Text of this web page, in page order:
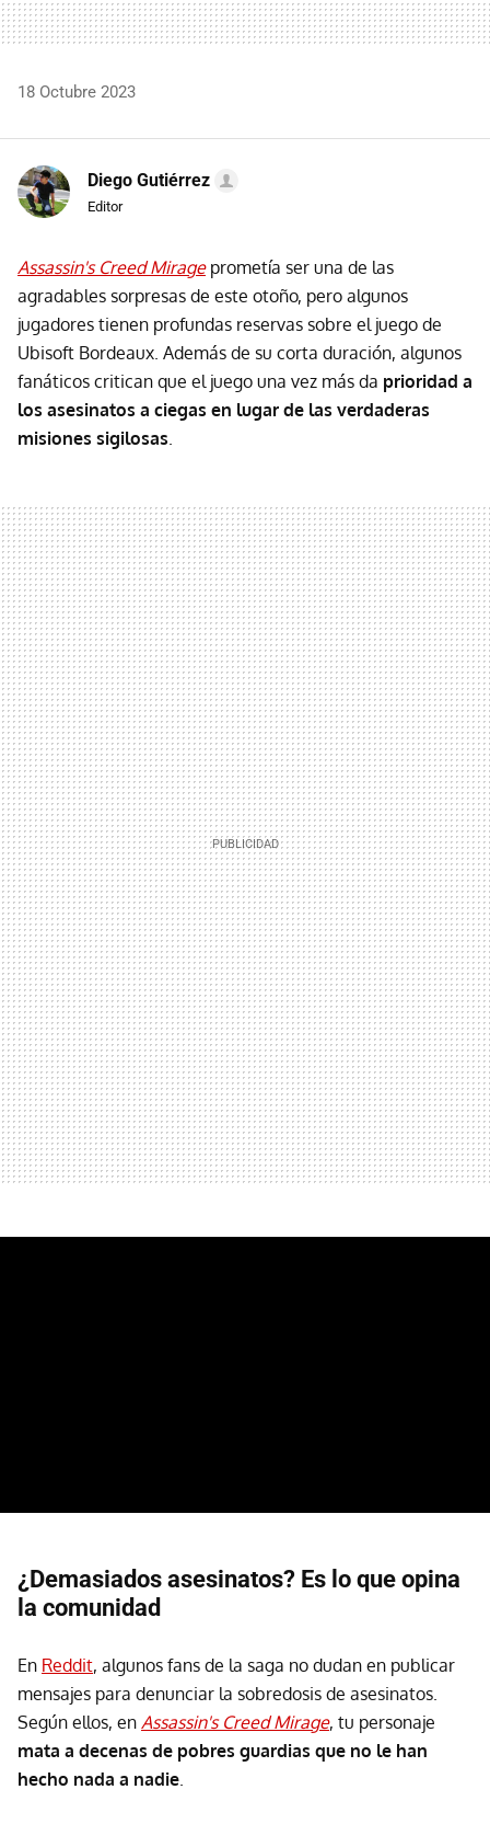
18 Octubre 2023
Diego Gutiérrez
Editor
Assassin's Creed Mirage prometía ser una de las
agradables sorpresas de este otoño, pero algunos
jugadores tienen profundas reservas sobre el juego de
Ubisoft Bordeaux. Además de su corta duración, algunos
fanáticos critican que el juego una vez más da prioridad a
los asesinatos a ciegas en lugar de las verdaderas
misiones sigilosas.
¿Demasiados asesinatos? Es lo que opina
la comunidad
En Reddit, algunos fans de la saga no dudan en publicar
mensajes para denunciar la sobredosis de asesinatos.
Según ellos, en Assassin's Creed Mirage, tu personaje
mata a decenas de pobres guardias que no le han
hecho nada a nadie.